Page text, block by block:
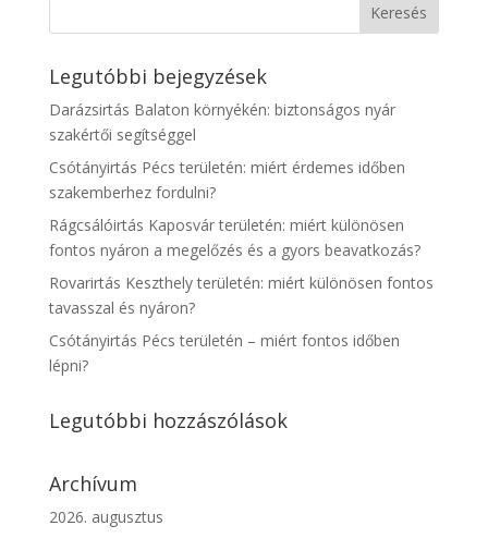
Legutóbbi bejegyzések
Darázsirtás Balaton környékén: biztonságos nyár
szakértői segítséggel
Csótányirtás Pécs területén: miért érdemes időben
szakemberhez fordulni?
Rágcsálóirtás Kaposvár területén: miért különösen
fontos nyáron a megelőzés és a gyors beavatkozás?
Rovarirtás Keszthely területén: miért különösen fontos
tavasszal és nyáron?
Csótányirtás Pécs területén – miért fontos időben
lépni?
Legutóbbi hozzászólások
Archívum
2026. augusztus